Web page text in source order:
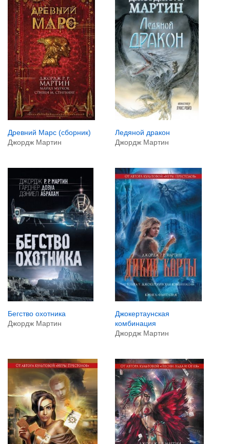
Древний Марс (сборник)
Джордж Мартин
Ледяной дракон
Джордж Мартин
Бегство охотника
Джордж Мартин
Джокертаунская
комбинация
Джордж Мартин